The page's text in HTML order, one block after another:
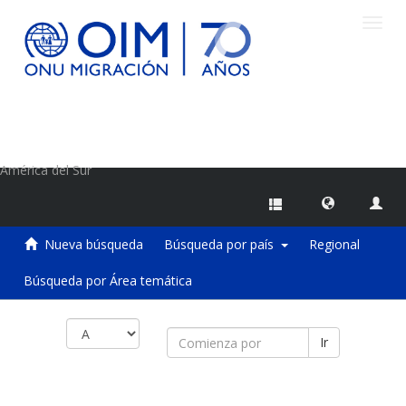
América del Sur
Nueva búsqueda Búsqueda por país Regional
Búsqueda por Área temática
Ir